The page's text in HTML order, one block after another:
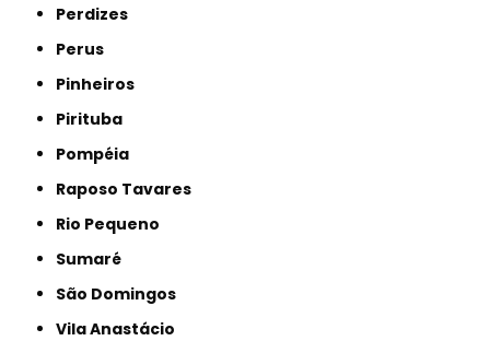
Perdizes
Perus
Pinheiros
Pirituba
Pompéia
Raposo Tavares
Rio Pequeno
Sumaré
São Domingos
Vila Anastácio